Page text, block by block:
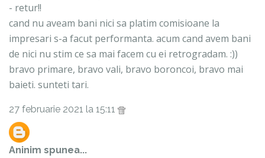
- retur!!
cand nu aveam bani nici sa platim comisioane la
impresari s-a facut performanta. acum cand avem bani
de nici nu stim ce sa mai facem cu ei retrogradam. :))
bravo primare, bravo vali, bravo boroncoi, bravo mai
baieti. sunteti tari.
27 februarie 2021 la 15:11
Aninim spunea...